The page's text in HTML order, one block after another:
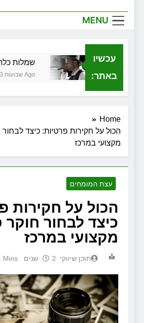
שירותי הקריינות
זכויות שמתחילות
המוסד
MENU
עכשיו
באתר:
שמלות כלה
3 שבועות Ago
בגירושין
Home
הכול על חקירות פרטיות: כיצד
מקצועי במרכז
עצת המומחים
הכול על חקירות
כיצד לבחור חוקר
מקצועי במרכז
תוכן שיווקי 2 שנים Ago Mins